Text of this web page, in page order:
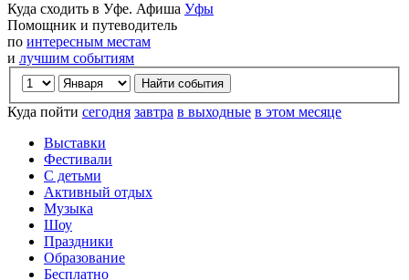
Куда сходить в Уфе. Афиша Уфы
Помощник и путеводитель
по интересным местам
и лучшим событиям
Куда пойти сегодня завтра в выходные в этом месяце
Выставки
Фестивали
С детьми
Активный отдых
Музыка
Шоу
Праздники
Образование
Бесплатно